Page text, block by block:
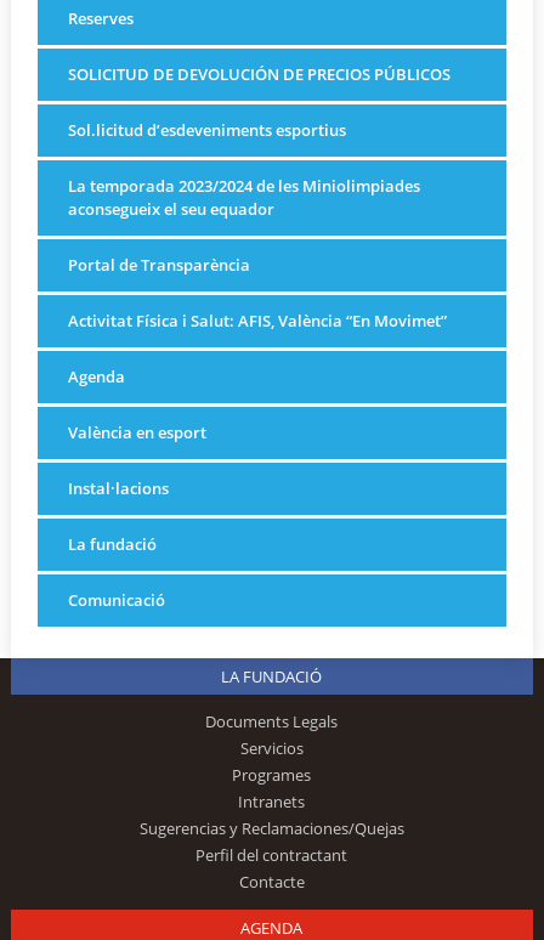
Reserves
SOLICITUD DE DEVOLUCIÓN DE PRECIOS PÚBLICOS
Sol.licitud d’esdeveniments esportius
La temporada 2023/2024 de les Miniolimpiades
aconsegueix el seu equador
Portal de Transparència
Activitat Física i Salut: AFIS, València “En Movimet”
Agenda
València en esport
Instal·lacions
La fundació
Comunicació
LA FUNDACIÓ
Documents Legals
Servicios
Programes
Intranets
Sugerencias y Reclamaciones/Quejas
Perfil del contractant
Contacte
AGENDA